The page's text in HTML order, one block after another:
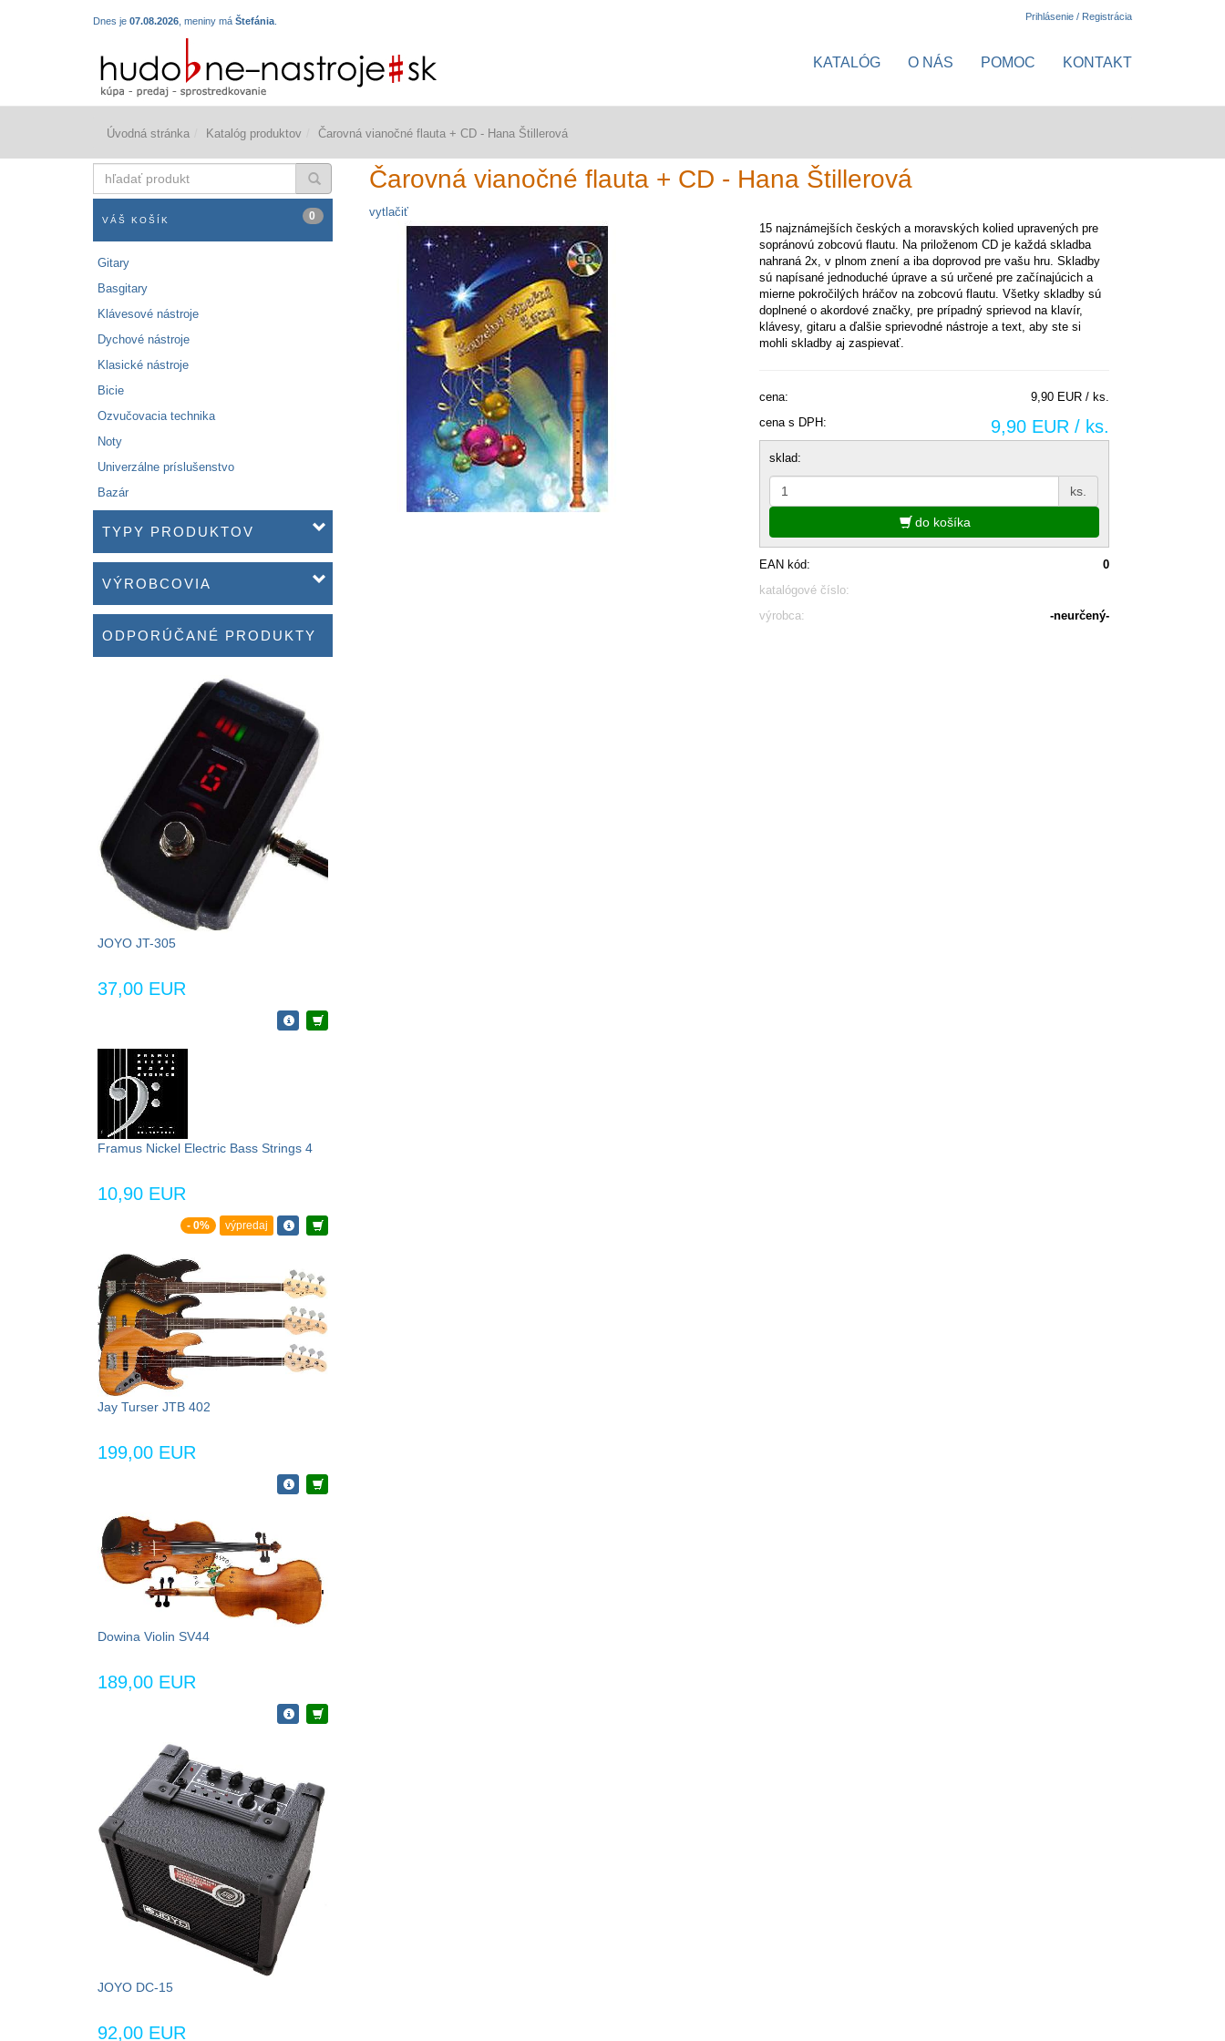
Dnes je 07.08.2026 , meniny má Štefánia Prihlásenie / Registrácia
KATALÓG O NÁS POMOC KONTAKT
Úvodná stránka Katalóg produktov Čarovná vianočné flauta + CD - Hana Štillerová
produkt
VÁŠ KOŠÍK 0
Gitary
Basgitary
Klávesové nástroje
Dychové nástroje
Klasické nástroje
Bicie
Ozvučovacia technika
Noty
Univerzálne príslušenstvo
Bazár
TYPY PRODUKTOV
VÝROBCOVIA
ODPORÚČANÉ PRODUKTY
JOYO JT-305
37,00 EUR
Framus Nickel Electric Bass Strings 4
10,90 EUR
- 0% výpredaj
Jay Turser JTB 402
199,00 EUR
Dowina Violin SV44
189,00 EUR
JOYO DC-15
92,00 EUR
Čarovná vianočné flauta + CD - Hana Štillerová
vytlačiť
15 najznámejších českých a moravských kolied upravených pre
sopránovú zobcovú flautu. Na priloženom CD je každá skladba
nahraná 2x, v plnom znení a iba doprovod pre vašu hru. Skladby
sú napísané jednoduché úprave a sú určené pre začínajúcich a
mierne pokročilých hráčov na zobcovú flautu. Všetky skladby sú
doplnené o akordové značky, pre prípadný sprievod na klavír,
klávesy, gitaru a ďalšie sprievodné nástroje a text, aby ste si
mohli skladby aj zaspievať.
cena:
9,90 EUR / ks.
cena s DPH:
9,90 EUR / ks.
sklad:
ks.
do košíka
EAN kód:
0
katalógové číslo:
výrobca:
-neurčený-